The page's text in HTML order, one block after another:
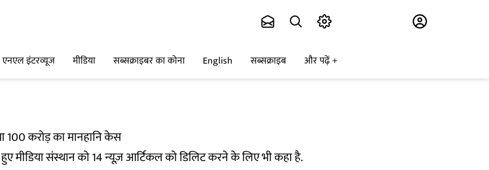
एनएल इंटरव्यूज मीडिया सब्सक्राइबर का कोना English सब्सक्राइब और पढ़ें
100 करोड़ का मानहानि केस
मीडिया संस्थान को 14 न्यूज़ आर्टिकल को डिलिट करने के लिए भी कहा है.